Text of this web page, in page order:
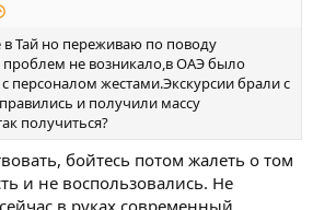
в Тай но переживаю по поводу
проблем не возникало,в ОАЭ было
персоналом жестами.Экскурсии брали с
и получили массу
получиться?
бойтесь потом жалеть о том
и не воспользовались. Не
в руках современный